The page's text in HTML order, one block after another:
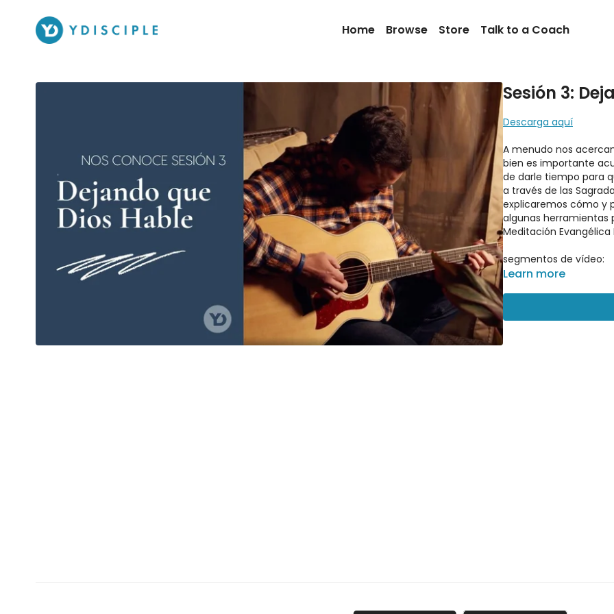
Home Browse Store Talk to a Coach
Sesión 3:
Descarga aquí
A menudo nos
bien es importante
de darle tiempo para
a través de las
explicaremos cómo y
algunas herramientas
Meditación Evangélica
segmentos de vídeo:
el video
Learn more